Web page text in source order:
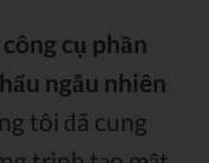
cụ phần
ngẫu nhiên
tôi đã cung